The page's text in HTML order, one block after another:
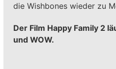
die Wishbones wieder zu
Der Film Happy Family 2
und WOW.